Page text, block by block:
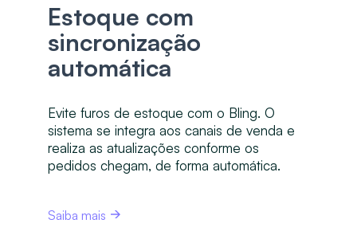
Estoque com
sincronização
automática
Evite furos de estoque com o Bling. O
sistema se integra aos canais de venda e
realiza as atualizações conforme os
pedidos chegam, de forma automática.
Saiba mais